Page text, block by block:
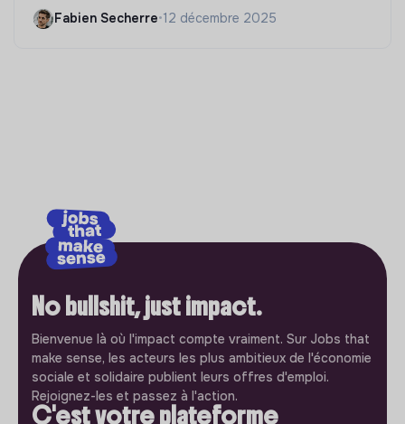
Fabien Secherre•12 décembre 2025
No bullshit, just impact.
Bienvenue là où l'impact compte vraiment. Sur Jobs that
make sense, les acteurs les plus ambitieux de l'économie
sociale et solidaire publient leurs offres d'emploi.
Rejoignez-les et passez à l'action.
C'est votre plateforme